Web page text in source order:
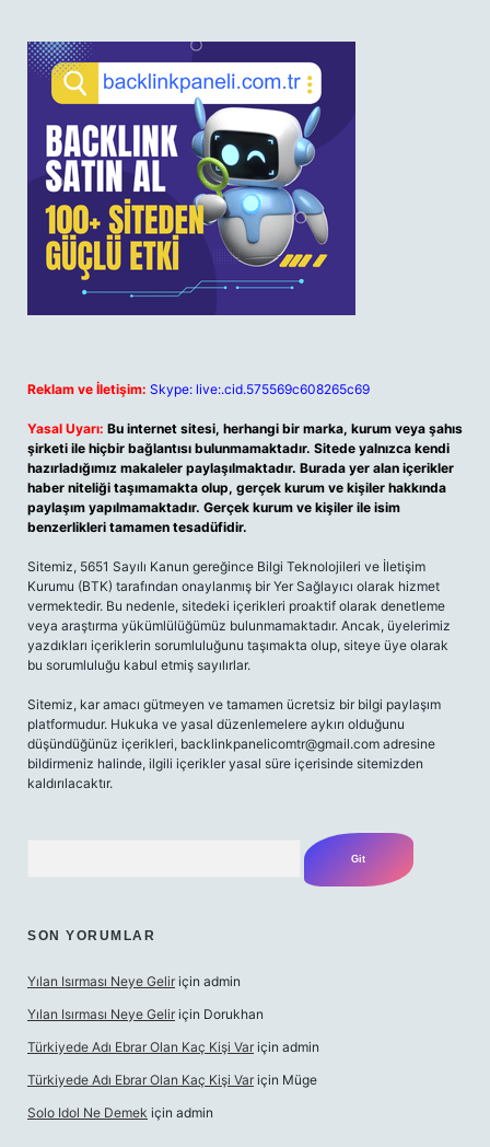
Reklam ve İletişim: Skype: live:.cid.575569c608265c69
Yasal Uyarı: Bu internet sitesi, herhangi bir marka, kurum veya şahıs
şirketi ile hiçbir bağlantısı bulunmamaktadır. Sitede yalnızca kendi
hazırladığımız makaleler paylaşılmaktadır. Burada yer alan içerikler
haber niteliği taşımamakta olup, gerçek kurum ve kişiler hakkında
paylaşım yapılmamaktadır. Gerçek kurum ve kişiler ile isim
benzerlikleri tamamen tesadüfidir.
Sitemiz, 5651 Sayılı Kanun gereğince Bilgi Teknolojileri ve İletişim
Kurumu (BTK) tarafından onaylanmış bir Yer Sağlayıcı olarak hizmet
vermektedir. Bu nedenle, sitedeki içerikleri proaktif olarak denetleme
veya araştırma yükümlülüğümüz bulunmamaktadır. Ancak, üyelerimiz
yazdıkları içeriklerin sorumluluğunu taşımakta olup, siteye üye olarak
bu sorumluluğu kabul etmiş sayılırlar.
Sitemiz, kar amacı gütmeyen ve tamamen ücretsiz bir bilgi paylaşım
platformudur. Hukuka ve yasal düzenlemelere aykırı olduğunu
düşündüğünüz içerikleri, backlinkpanelicomtr@gmail.com adresine
bildirmeniz halinde, ilgili içerikler yasal süre içerisinde sitemizden
kaldırılacaktır.
SON YORUMLAR
Yılan Isırması Neye Gelir için admin
Yılan Isırması Neye Gelir için Dorukhan
Türkiyede Adı Ebrar Olan Kaç Kişi Var için admin
Türkiyede Adı Ebrar Olan Kaç Kişi Var için Müge
Solo Idol Ne Demek için admin